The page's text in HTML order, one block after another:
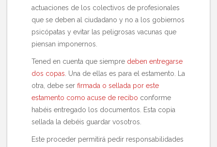
actuaciones de los colectivos de profesionales
que se deben al ciudadano y no a los gobiernos
psicópatas y evitar las peligrosas vacunas que
piensan imponernos.
Tened en cuenta que siempre deben entregarse
dos copas . Una de ellas es para el estamento. La
otra, debe ser firmada o sellada por este
estamento como acuse de recibo conforme
habéis entregado los documentos. Esta copia
sellada la debéis guardar vosotros.
Este proceder permitirá pedir responsabilidades